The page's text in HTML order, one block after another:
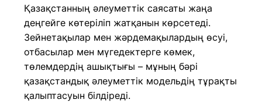
Қазақстанның әлеуметтік саясаты жаңа
деңгейге көтеріліп жатқанын көрсетеді.
Зейнетақылар мен жәрдемақылардың өсуі,
отбасылар мен мүгедектерге көмек,
төлемдердің ашықтығы – мұның бәрі
қазақстандық әлеуметтік модельдің тұрақты
қалыптасуын білдіреді.